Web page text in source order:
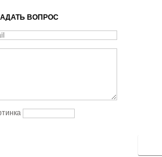
ВОПРОС